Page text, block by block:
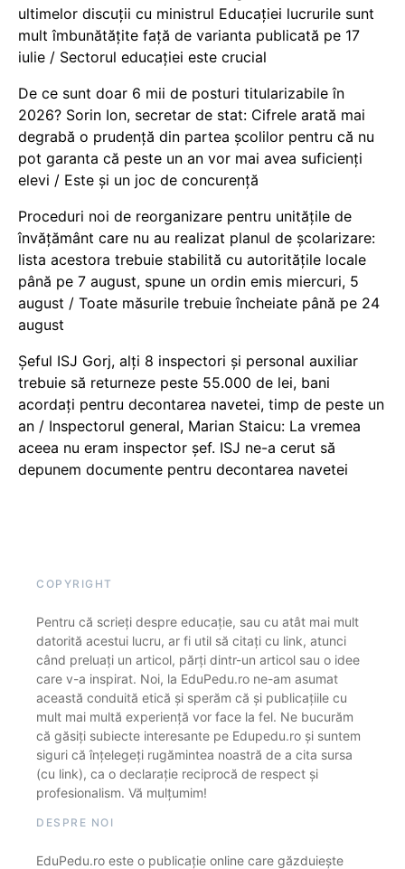
ultimelor discuții cu ministrul Educației lucrurile sunt
mult îmbunătățite față de varianta publicată pe 17
iulie / Sectorul educației este crucial
De ce sunt doar 6 mii de posturi titularizabile în
2026? Sorin Ion, secretar de stat: Cifrele arată mai
degrabă o prudență din partea școlilor pentru că nu
pot garanta că peste un an vor mai avea suficienți
elevi / Este și un joc de concurență
Proceduri noi de reorganizare pentru unitățile de
învățământ care nu au realizat planul de școlarizare:
lista acestora trebuie stabilită cu autoritățile locale
până pe 7 august, spune un ordin emis miercuri, 5
august / Toate măsurile trebuie încheiate până pe 24
august
Șeful ISJ Gorj, alți 8 inspectori și personal auxiliar
trebuie să returneze peste 55.000 de lei, bani
acordați pentru decontarea navetei, timp de peste un
an / Inspectorul general, Marian Staicu: La vremea
aceea nu eram inspector șef. ISJ ne-a cerut să
depunem documente pentru decontarea navetei
COPYRIGHT
Pentru că scrieți despre educație, sau cu atât mai mult
datorită acestui lucru, ar fi util să citați cu link, atunci
când preluați un articol, părți dintr-un articol sau o idee
care v-a inspirat. Noi, la EduPedu.ro ne-am asumat
această conduită etică și sperăm că și publicațiile cu
mult mai multă experiență vor face la fel. Ne bucurăm
că găsiți subiecte interesante pe Edupedu.ro și suntem
siguri că înțelegeți rugămintea noastră de a cita sursa
(cu link), ca o declarație reciprocă de respect și
profesionalism. Vă mulțumim!
DESPRE NOI
EduPedu.ro este o publicație online care găzduiește